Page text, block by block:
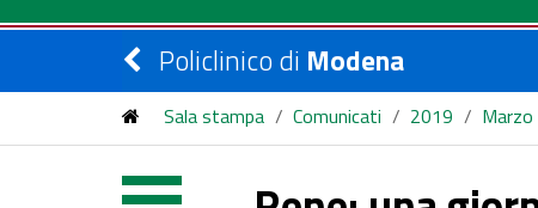
Policlinico di Modena
Sala stampa / Comunicati / 2019 / Marzo